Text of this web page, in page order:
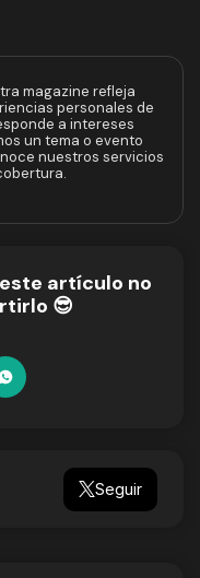
magazine refleja
personales de
a intereses
un tema o evento
nuestros servicios
artículo no
😎
Seguir